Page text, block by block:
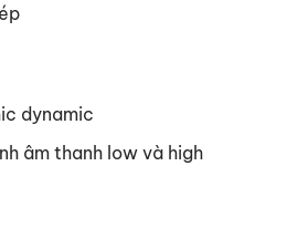
dynamic
âm thanh low và high